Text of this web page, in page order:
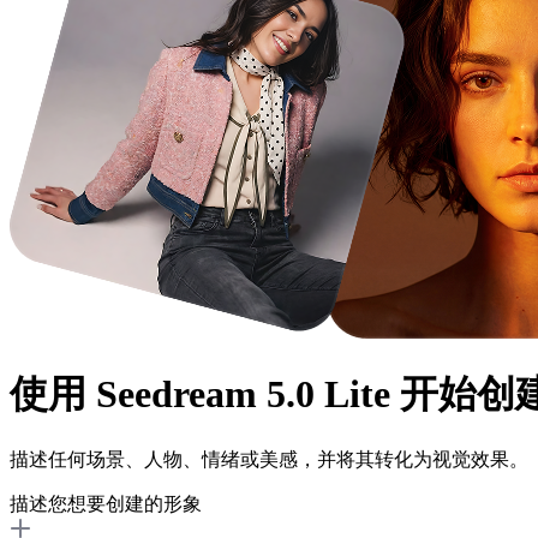
使用 Seedream 5.0 Lite 开始创
描述任何场景、人物、情绪或美感，并将其转化为视觉效果。
描述您想要创建的形象